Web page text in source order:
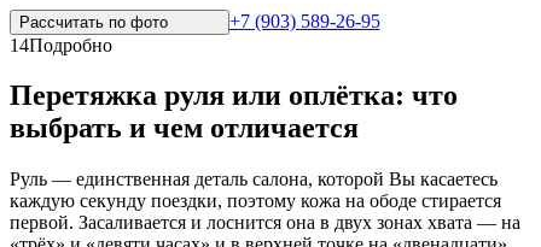
Рассчитать по фото
+7 (903) 589-26-95
14Подробно
Перетяжка руля или оплётка: что
выбрать и чем отличается
Руль — единственная деталь салона, которой Вы касаетесь
каждую секунду поездки, поэтому кожа на ободе стирается
первой. Засаливается и лоснится она в двух зонах хвата — на